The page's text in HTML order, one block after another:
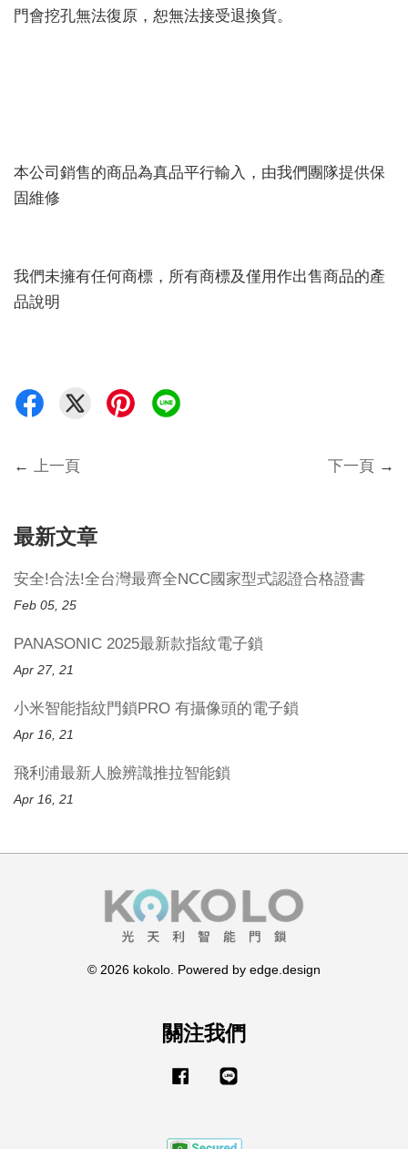
門會挖孔無法復原，恕無法接受退換貨。
本公司銷售的商品為真品平行輸入，由我們團隊提供保
固維修
我們未擁有任何商標，所有商標及僅用作出售商品的產
品說明
← 上一頁 下一頁 →
最新文章
安全!合法!全台灣最齊全NCC國家型式認證合格證書
Feb 05, 25
PANASONIC 2025最新款指紋電子鎖
Apr 27, 21
小米智能指紋門鎖PRO 有攝像頭的電子鎖
Apr 16, 21
飛利浦最新人臉辨識推拉智能鎖
Apr 16, 21
© 2026 kokolo. Powered by edge.design
關注我們
Facebook